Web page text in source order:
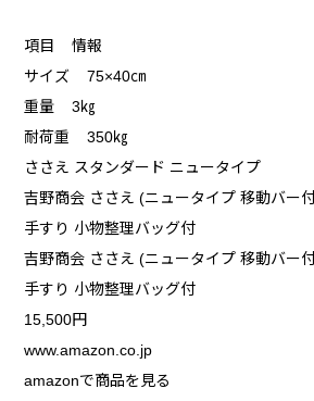
項目 情報
サイズ 75×40㎝
重量 3㎏
耐荷重 350㎏
ささえ スタンダード ニュータイプ
吉野商会 ささえ (ニュータイプ 移動バー
手すり 小物整理バッグ付
吉野商会 ささえ (ニュータイプ 移動バー
手すり 小物整理バッグ付
15,500円
www.amazon.co.jp
amazonで商品を見る